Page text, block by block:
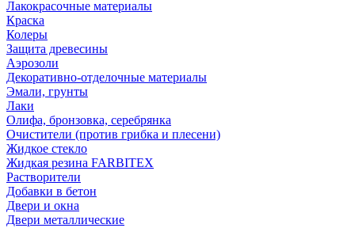
Лакокрасочные материалы
Краска
Колеры
Защита древесины
Аэрозоли
Декоративно-отделочные материалы
Эмали, грунты
Лаки
Олифа, бронзовка, серебрянка
Очистители (против грибка и плесени)
Жидкое стекло
Жидкая резина FARBITEX
Растворители
Добавки в бетон
Двери и окна
Двери металлические